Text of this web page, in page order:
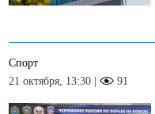
Спорт
21 октября, 13:30 |
91